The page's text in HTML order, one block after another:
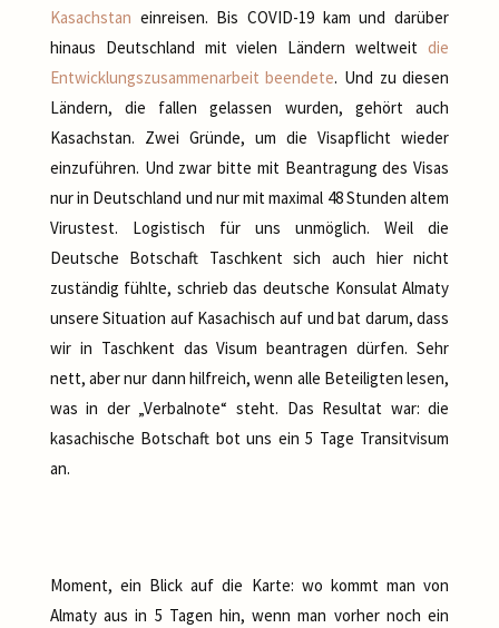
Kasachstan einreisen. Bis COVID-19 kam und darüber
hinaus Deutschland mit vielen Ländern weltweitdie
Entwicklungszusammenarbeit beendete. Und zu diesen
Ländern, die fallen gelassen wurden, gehört auch
Kasachstan. Zwei Gründe, um die Visapflicht wieder
einzuführen. Und zwar bitte mit Beantragung des Visas
nur in Deutschland und nur mit maximal 48 Stunden altem
Virustest. Logistisch für uns unmöglich. Weil die
Deutsche Botschaft Taschkent sich auch hier nicht
zuständig fühlte, schrieb das deutsche Konsulat Almaty
unsere Situation auf Kasachisch auf und bat darum, dass
wir in Taschkent das Visum beantragen dürfen. Sehr
nett, aber nur dann hilfreich, wenn alle Beteiligten lesen,
was in der „Verbalnote“ steht. Das Resultat war: die
kasachische Botschaft bot uns ein 5 Tage Transitvisum
an.
Moment, ein Blick auf die Karte: wo kommt man von
Almaty aus in 5 Tagen hin, wenn man vorher noch ein